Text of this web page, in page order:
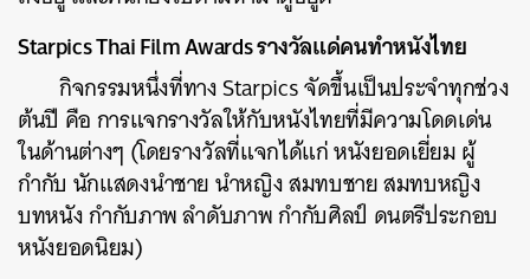
Starpics Thai Film Awards รางวัลแด่คนทำหนังไทย
กิจกรรมหนึ่งที่ทาง Starpics จัดขึ้นเป็นประจำทุกช่วง
ต้นปี คือ การแจกรางวัลให้กับหนังไทยที่มีความโดดเด่น
ในด้านต่างๆ (โดยรางวัลที่แจกได้แก่ หนังยอดเยี่ยม ผู้
กำกับ นักแสดงนำชาย นำหญิง สมทบชาย สมทบหญิง
บทหนัง กำกับภาพ ลำดับภาพ กำกับศิลป์ ดนตรีประกอบ
หนังยอดนิยม)